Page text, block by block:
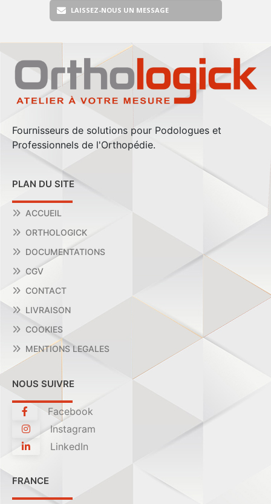
LAISSEZ-NOUS UN MESSAGE
Fournisseurs de solutions pour Podologues et
Professionnels de l'Orthopédie.
PLAN DU SITE
ACCUEIL
ORTHOLOGICK
DOCUMENTATIONS
CGV
CONTACT
LIVRAISON
COOKIES
MENTIONS LEGALES
NOUS SUIVRE
Facebook
Instagram
LinkedIn
FRANCE